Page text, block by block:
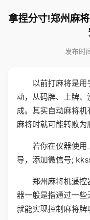
拿捏分寸!郑州麻
发布时
以前打麻将是用
动，从码牌、上牌
成。其实自动麻将
麻将时就可能转败为
若你在仪器使用
导，添加微信号;
郑州麻将机遥控
器一般是指通过一
就能实现控制麻将牌